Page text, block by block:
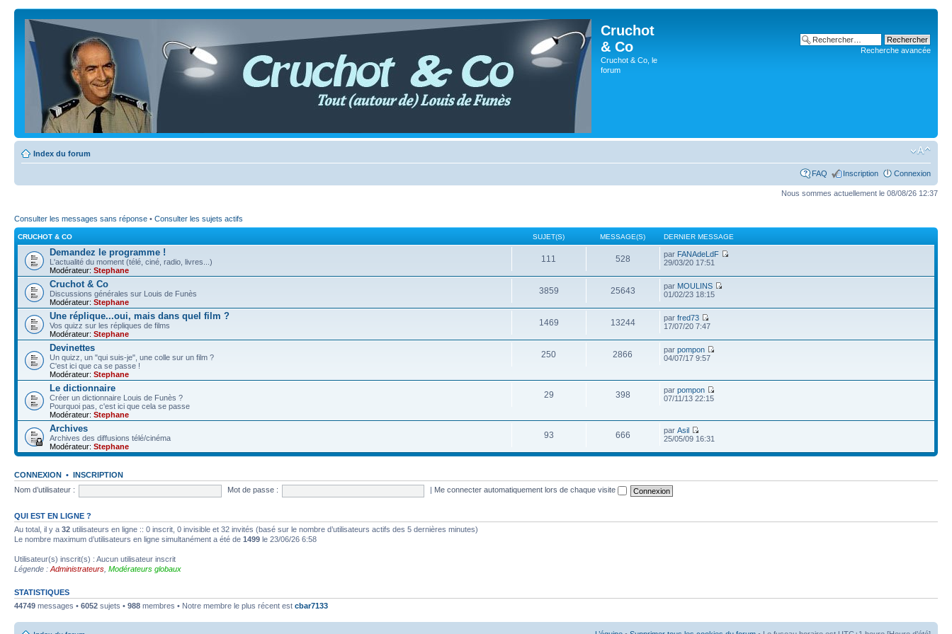
Cruchot
& Co
Cruchot & Co, le
forum
Recherche avancée
Index du forum
FAQ Inscription Connexion
Nous sommes actuellement le 08/08/26 12:37
Consulter les messages sans réponse • Consulter les sujets actifs
CRUCHOT & CO SUJET(S) MESSAGE(S) DERNIER MESSAGE
Demandez le programme !
L'actualité du moment (télé, ciné, radio, livres...)
Modérateur: Stephane
111 528 par FANAdeLdF
29/03/20 17:51
Cruchot & Co
Discussions générales sur Louis de Funès
Modérateur: Stephane
3859 25643 par MOULINS
01/02/23 18:15
Une réplique...oui, mais dans quel film ?
Vos quizz sur les répliques de films
Modérateur: Stephane
1469 13244 parfred73
17/07/20 7:47
Devinettes
Un quizz, un "qui suis-je", une colle sur un film ?
C'est ici que ca se passe !
Modérateur: Stephane
250 2866 parpompon
04/07/17 9:57
Le dictionnaire
Créer un dictionnaire Louis de Funès ?
Pourquoi pas, c'est ici que cela se passe
Modérateur: Stephane
29 398 parpompon
07/11/13 22:15
Archives
Archives des diffusions télé/cinéma
Modérateur: Stephane
93 666 parAsil
25/05/09 16:31
CONNEXION • INSCRIPTION
Nom d’utilisateur :
Mot de passe : Me connecter automatiquement lors de chaque visite
QUI EST EN LIGNE ?
Au total, il y a 32 utilisateurs en ligne :: 0 inscrit, 0 invisible et 32 invités (basé sur le nombre d’utilisateurs actifs des 5 dernières minutes)
Le nombre maximum d’utilisateurs en ligne simultanément a été de 1499 le 23/06/26 6:58
Utilisateur(s) inscrit(s) : Aucun utilisateur inscrit
Légende : Administrateurs Modérateurs globaux
STATISTIQUES
44749 messages • 6052 sujets • 988 membres • Notre membre le plus récent est cbar7133